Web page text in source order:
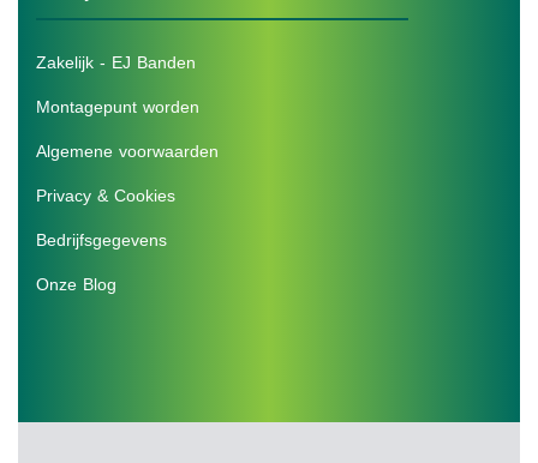
Zakelijk - EJ Banden
Montagepunt worden
Algemene voorwaarden
Privacy & Cookies
Bedrijfsgegevens
Onze Blog